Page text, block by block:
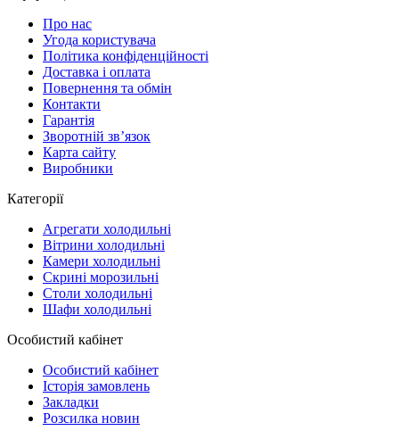
Про нас
Угода користувача
Політика конфіденційності
Доставка і оплата
Повернення та обмін
Контакти
Гарантія
Зворотній зв’язок
Карта сайту
Виробники
Категорії
Агрегати холодильні
Вітрини холодильні
Камери холодильні
Скрині морозильні
Столи холодильні
Шафи холодильні
Особистий кабінет
Особистий кабінет
Історія замовлень
Закладки
Розсилка новин